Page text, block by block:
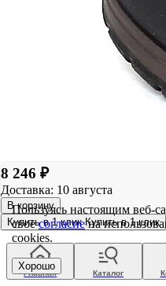
8 246 ₽
Доставка: 10 августа
В корзину
Купить в 1 клик Купить в 1 клик
Главная Каталог
Пользуясь настоящим веб-
своесогласиена
cookies.
Хорошо